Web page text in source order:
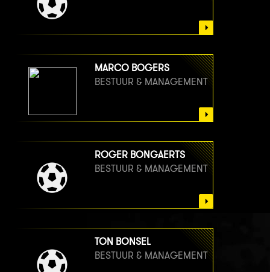
MARCO BOGERS
BESTUUR & MANAGEMENT
ROGER BONGAERTS
BESTUUR & MANAGEMENT
TON BONSEL
BESTUUR & MANAGEMENT